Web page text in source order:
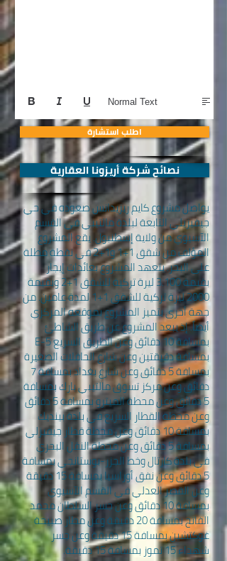
Normal Text
يواصل مشروع كايم ريزيدانس صعوده في حي
جيفيزيلي التابعة لبلدة مالتيبي في القسم
الآسيوي من ولاية إسطنبول. يقع المشروع
المؤلف من شقق 1+1 و1+2 في نقطة مطلة
على البحر. يتعهد المشروع بعائدات إيجار
بقيمة 3.100 ليرة تركية للشقق 1+2 وبقيمة
2000 ليرة تركية للشقق 1+1 لمدة عامين. من
جهة أخرى يتميز المشروع بموقعه المركزي
أيضاً. إذ يبعد المشروع عن طريق الشاطئ
بمسافة 10 دقائق وعن الطريق السريع E-5
بمسافة دقيقتين وعن شارع الحافلات الصغيرة
بمسافة 5 دقائق وعن شارع بغداد بمسافة 7
دقائق وعن مركز تسوق مالتيبي بارك بمسافة
5 دقائق وعن محطة الميترو بمسافة 5 دقائق
وعن محطة القطار السريع في بلدة بينديك
بمسافة 10 دقائق وعن محطة قطار جيفيزلي
بمسافة 5 دقائق وعن محطة النقل البحري
في بلدة كارتال وخط الجزر-بوستانجي بمسافة
5 دقائق وعن نفق أوراسيا بمسافة 15 دقيقة
وعن القصر العدلي في القسم الآسيوي
بمسافة 10 دقائق وعن جسر السلطان محمد
الفاتح بمسافة 20 دقيقة وعن مطار صبيحة
غوكتشين بمسافة 15 دقيقة وعن جسر
شهداء 15 تموز بمسافة 15 دقيقة.
نصائح شركة أريزونا العقارية
اطلب استشارة